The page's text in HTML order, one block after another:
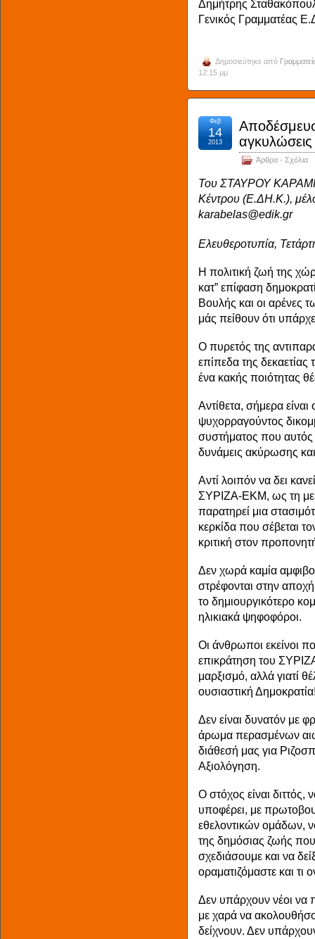
Δημήτρης
Γενικός Γραμματέας
Δημοσιεύτηκε από
12:15 μμ
αγκυλώσεις
Άρθρα - Σχόλια
Φεβ
14
2013
Του ΣΤΑΥΡΟΥ
Κέντρου (Ε.ΔΗ.Κ.),
karabelas@edik.gr
Ελευθεροτυπία,
Η πολιτική ζωή της
κατ” επίφαση
Βουλής και οι αρένες
μάς πείθουν ότι
Ο πυρετός της
επίπεδα της
ένα κακής ποιότητας
Αντίθετα, σήμερα
ψυχορραγούντος
συστήματος που αυτός
δυνάμεις ακύρωσης
Αντί λοιπόν να δει
ΣΥΡΙΖΑ-ΕΚΜ, ως τη με
παρατηρεί μια
κερκίδα που σέβεται
κριτική στον
Δεν χωρά καμία
στρέφονται στην
το δημιουργικότερο
ηλικιακά ψηφοφόροι.
Οι άνθρωποι εκείνοι
επικράτηση του
μαρξισμό, αλλά γιατί
ουσιαστική
Δεν είναι δυνατόν με
άρωμα περασμένων
διάθεσή μας για
Αξιολόγηση.
Ο στόχος είναι
υποφέρει, με
εθελοντικών ομάδων,
της δημόσιας ζωής
σχεδιάσουμε και να
οραματιζόμαστε και τι
Δεν υπάρχουν νέοι να
με χαρά να
δείχνουν. Δεν